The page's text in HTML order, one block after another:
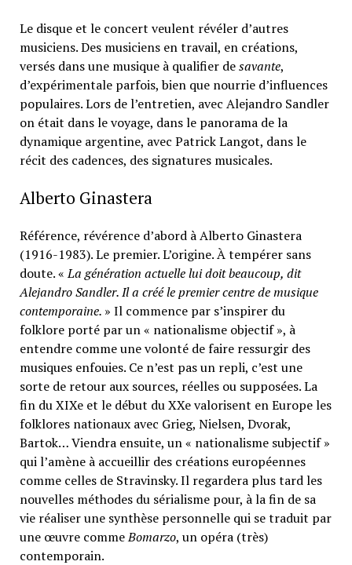
Le disque et le concert veulent révéler d’autres
musiciens. Des musiciens en travail, en créations,
versés dans une musique à qualifier desavante,
d’expérimentale parfois, bien que nourrie d’influences
populaires. Lors de l’entretien, avec Alejandro Sandler
on était dans le voyage, dans le panorama de la
dynamique argentine, avec Patrick Langot, dans le
récit des cadences, des signatures musicales.
Alberto Ginastera
Référence, révérence d’abord à Alberto Ginastera
(1916-1983). Le premier. L’origine. À tempérer sans
doute. «La génération actuelle lui doit beaucoup, dit
Alejandro Sandler. Il a créé le premier centre de musique
contemporaine. » Il commence par s’inspirer du
folklore porté par un « nationalisme objectif », à
entendre comme une volonté de faire ressurgir des
musiques enfouies. Ce n’est pas un repli, c’est une
sorte de retour aux sources, réelles ou supposées. La
fin du XIXe et le début du XXe valorisent en Europe les
folklores nationaux avec Grieg, Nielsen, Dvorak,
Bartok… Viendra ensuite, un « nationalisme subjectif »
qui l’amène à accueillir des créations européennes
comme celles de Stravinsky. Il regardera plus tard les
nouvelles méthodes du sérialisme pour, à la fin de sa
vie réaliser une synthèse personnelle qui se traduit par
une œuvre commeBomarzo, un opéra (très)
contemporain.